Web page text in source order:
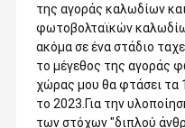
της αγοράς καλωδίων
φωτοβολταϊκών
ακόμα σε ένα στάδιο
το μέγεθος της αγοράς
χώρας μου θα φτάσει τα
το 2023.Για την
των στόχων "διπλού